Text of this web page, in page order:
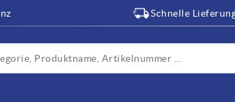
Schnelle